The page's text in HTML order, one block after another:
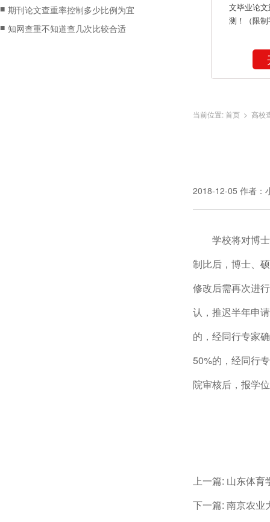
■ 期刊论文查重率控制多少比例为宜
■ 知网查重不知道查几次比较合适
文毕业论
测！（限
当前位置:首页 > 高校
2018-12-05 作者：
学校将对博
制比后，博士、
修改后需再次进
认，推迟半年申
的，经同行专家
50%的，经同行
院审核后，报学
上一篇: 山东体育
下一篇: 南京农业